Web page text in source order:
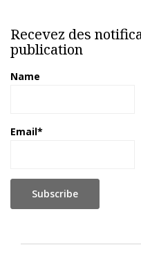
Recevez des
publication
Name
Email*